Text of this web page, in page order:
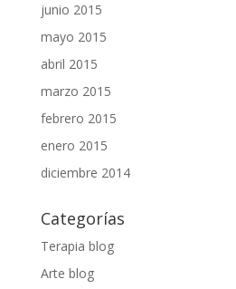
junio 2015
mayo 2015
abril 2015
marzo 2015
febrero 2015
enero 2015
diciembre 2014
Categorías
Terapia blog
Arte blog